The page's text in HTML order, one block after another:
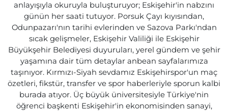
anlayışıyla okuruyla buluşturuyor; Eskişehir'in nabzını
günün her saati tutuyor. Porsuk Çayı kıyısından,
Odunpazarı'nın tarihi evlerinden ve Sazova Parkı'ndan
sıcak gelişmeler, Eskişehir Valiliği ile Eskişehir
Büyükşehir Belediyesi duyuruları, yerel gündem ve şehir
yaşamına dair tüm detaylar anbean sayfalarımıza
taşınıyor. Kırmızı-Siyah sevdamız Eskişehirspor'un maç
özetleri, fikstür, transfer ve spor haberleriyle sporun kalbi
burada atıyor. Üç büyük üniversitesiyle Türkiye'nin
öğrenci başkenti Eskişehir'in ekonomisinden sanayi,